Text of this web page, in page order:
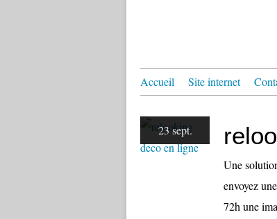
Accueil Site internet
23 sept.
Une
envoyez
72h une